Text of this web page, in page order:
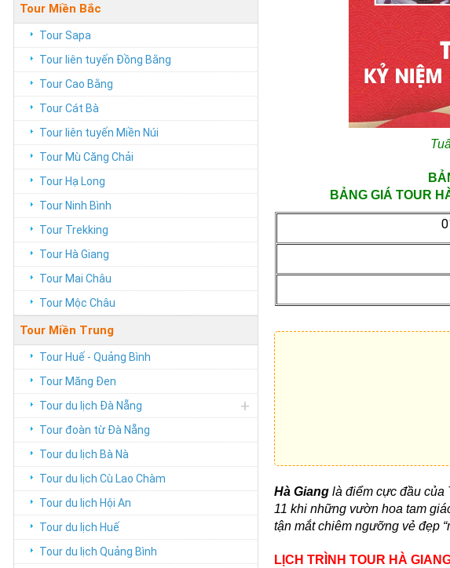
Tour Miền Bắc
Tour Sapa
Tour liên tuyến Đồng Bằng
Tour Cao Bằng
Tour Cát Bà
Tour liên tuyến Miền Núi
Tour Mù Căng Chải
Tour Hạ Long
Tour Ninh Bình
Tour Trekking
Tour Hà Giang
Tour Mai Châu
Tour Mộc Châu
Tour Miền Trung
Tour Huế - Quảng Bình
Tour Măng Đen
Tour du lịch Đà Nẵng
+
Tour đoàn từ Đà Nẵng
Tour du lịch Bà Nà
Tour du lịch Cù Lao Chàm
Tour du lịch Hội An
Tour du lịch Huế
Tour du lịch Quảng Bình
BẢNG GIÁ TOUR
Hà Giang là điểm cực đầu của
11 khi những vườn hoa tam
tận mắt chiêm ngưỡng vẻ đẹp
LỊCH TRÌNH TOUR HÀ